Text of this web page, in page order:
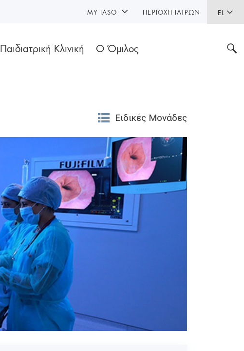
EL
Παιδιατρική Κλινική Ο Όμιλος
MY IASO ΠΕΡΙΟΧΉ ΙΑΤΡΏΝ
Ειδικές Μονάδες